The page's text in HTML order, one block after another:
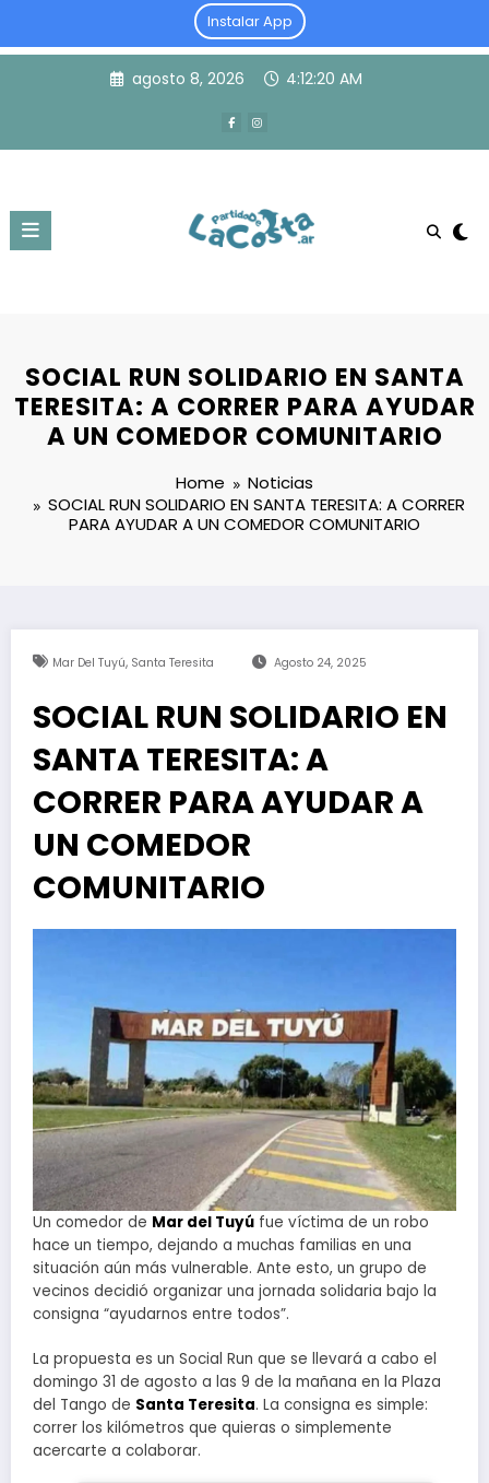
Instalar App
agosto 8, 2026 4:12:21 AM
SOCIAL RUN SOLIDARIO EN SANTA
TERESITA: A CORRER PARA AYUDAR
A UN COMEDOR COMUNITARIO
Home
Noticias
SOCIAL RUN SOLIDARIO EN SANTA TERESITA: A CORRER
PARA AYUDAR A UN COMEDOR COMUNITARIO
Mar Del Tuyú, Santa Teresita Agosto 24, 2025
SOCIAL RUN SOLIDARIO EN
SANTA TERESITA: A
CORRER PARA AYUDAR A
UN COMEDOR
COMUNITARIO
Un comedor de Mar del Tuyú fue víctima de un robo
hace un tiempo, dejando a muchas familias en una
situación aún más vulnerable. Ante esto, un grupo de
vecinos decidió organizar una jornada solidaria bajo la
consigna “ayudarnos entre todos”.
La propuesta es un Social Run que se llevará a cabo el
domingo 31 de agosto a las 9 de la mañana en la Plaza
del Tango de Santa Teresita. La consigna es simple:
correr los kilómetros que quieras o simplemente
acercarte a colaborar.